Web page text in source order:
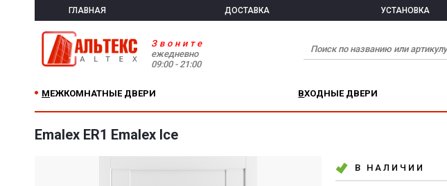
ГЛАВНАЯ ДОСТАВКА УСТАНОВКА
Звоните
ежедневно
09:00 - 21:00
МЕЖКОМНАТНЫЕ ДВЕРИ ВХОДНЫЕ ДВЕРИ
Emalex ER1 Emalex Ice
В НАЛИЧИИ